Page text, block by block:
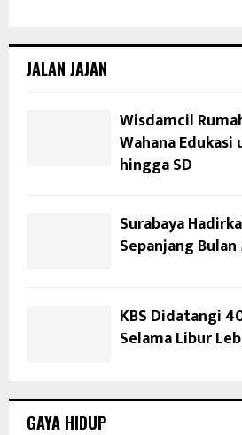
JALAN JAJAN
Wisdamcil
Wahana Edukasi
hingga SD
Surabaya
Sepanjang
KBS Didatangi
Selama Libur
GAYA HIDUP